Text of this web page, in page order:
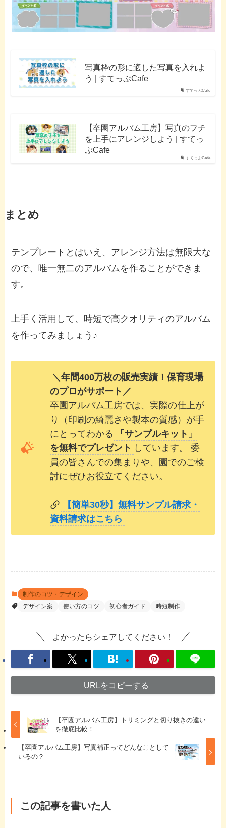
すてっぷCafe
写真枠の形に適した写真を入れよ
う | すてっぷCafe
すてっぷCafe
【卒園アルバム工房】写真のフチ
を上手にアレンジしよう | すてっ
ぷCafe
まとめ
テンプレートとはいえ、アレンジ方法は無限大な
ので、唯一無二のアルバムを作ることができま
す。
上手く活用して、時短で高クオリティのアルバム
を作ってみましょう♪
＼年間400万枚の販売実績！保育現場
のプロがサポート／
卒園アルバム工房では、実際の仕上が
り（印刷の綺麗さや製本の質感）が手
にとってわかる
「サンプルキット」
を無料でプレゼント しています。 委
員の皆さんでの集まりや、園でのご検
討にぜひお役立てください。
【簡単30秒】無料サンプル請求・
資料請求はこちら
制作のコツ・デザイン
デザイン案
使い方のコツ 初心者ガイド 時短制作
よかったらシェアしてください！
URLをコピーする
【卒園アルバム工房】トリミングと切り抜きの違い
を徹底比較！
【卒園アルバム工房】写真補正ってどんなことして
いるの？
この記事を書いた人